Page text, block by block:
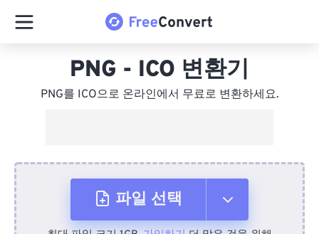
PNG - ICO 변환기
PNG를 ICO으로 온라인에서 무료로 변환하세요.
파일 선택